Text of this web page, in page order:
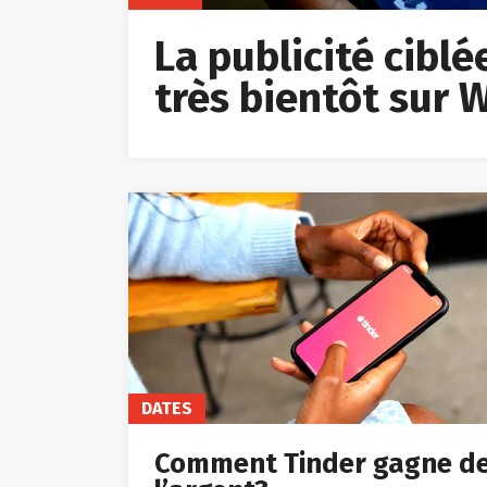
La publicité
très bientôt sur
DATES
Comment Tinder gagne